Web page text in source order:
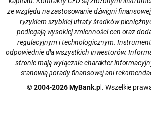
ze względu na zastosowanie dźwigni
ryzykiem szybkiej utraty środków
podlegają wysokiej zmienności cen oraz
regulacyjnym i technologicznym.
odpowiednie dla wszystkich inwestorów.
stronie mają wyłącznie charakter
stanowią porady finansowej ani
© 2004-2026 MyBank.pl . Wszelkie